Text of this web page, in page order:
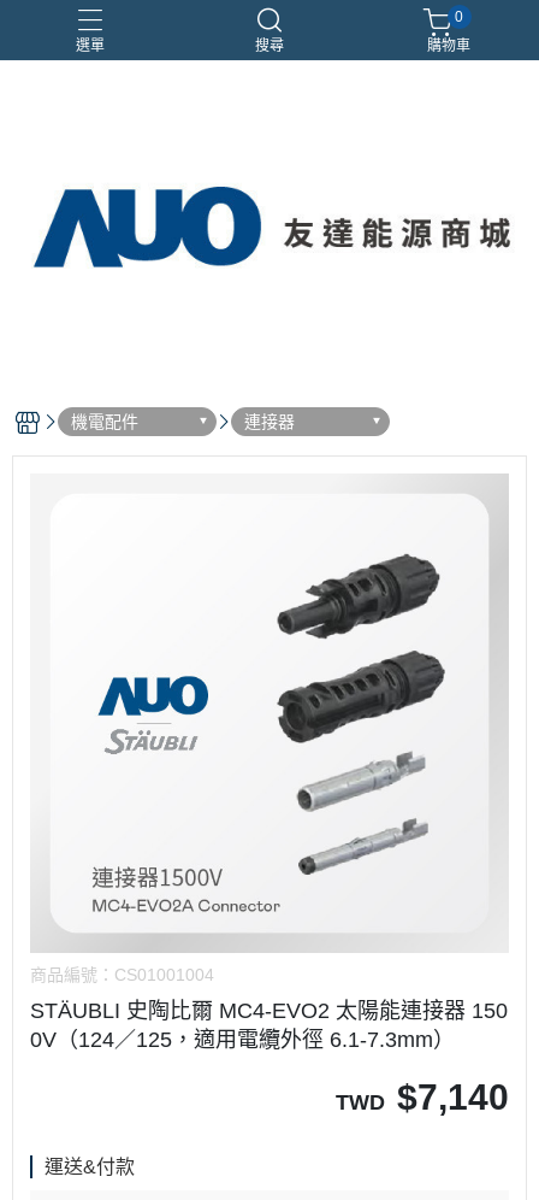
選單 搜尋
0
購物車
機電配件 連接器
商品編號： CS01001004
STÄUBLI 史陶比爾 MC4-EVO2 太陽能連接器 150
0V（124／125，適用電纜外徑 6.1-7.3mm）
TWD $7,140
運送&付款